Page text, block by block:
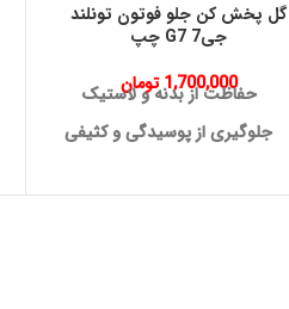
گل پخش كن جلو فوتون تونلند
جی7 G7 چپ
1,700,000 تومان
حفاظت از بدنه و لاستیک
جلوگیری از پوسیدگی و کثیفی